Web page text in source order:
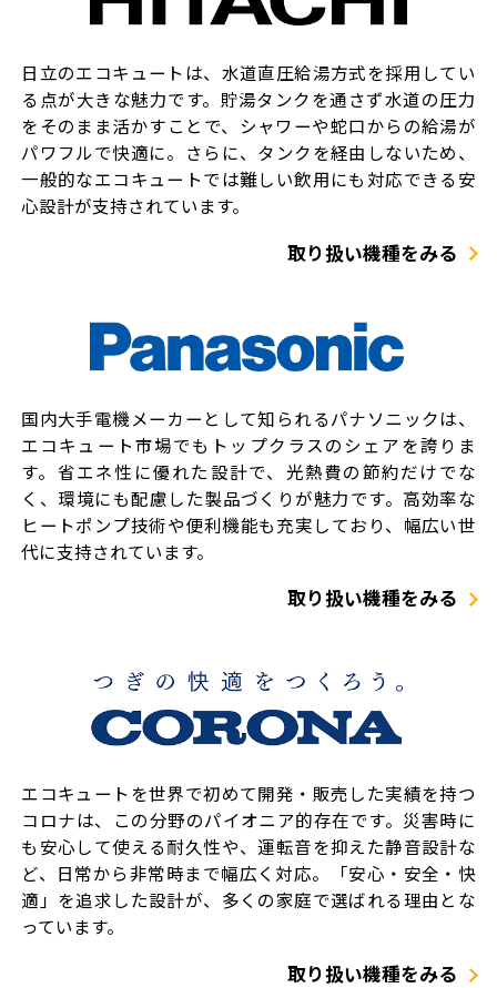
日立のエコキュートは、水道直圧給湯方式を採用してい
る点が大きな魅力です。貯湯タンクを通さず水道の圧力
をそのまま活かすことで、シャワーや蛇口からの給湯が
パワフルで快適に。さらに、タンクを経由しないため、
一般的なエコキュートでは難しい飲用にも対応できる安
心設計が支持されています。
取り扱い機種をみる
国内大手電機メーカーとして知られるパナソニックは、
エコキュート市場でもトップクラスのシェアを誇りま
す。省エネ性に優れた設計で、光熱費の節約だけでな
く、環境にも配慮した製品づくりが魅力です。高効率な
ヒートポンプ技術や便利機能も充実しており、幅広い世
代に支持されています。
取り扱い機種をみる
エコキュートを世界で初めて開発・販売した実績を持つ
コロナは、この分野のパイオニア的存在です。災害時に
も安心して使える耐久性や、運転音を抑えた静音設計な
ど、日常から非常時まで幅広く対応。「安心・安全・快
適」を追求した設計が、多くの家庭で選ばれる理由とな
っています。
取り扱い機種をみる